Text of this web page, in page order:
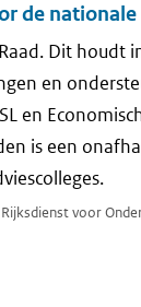
de
Dit
en
en
is een
voor